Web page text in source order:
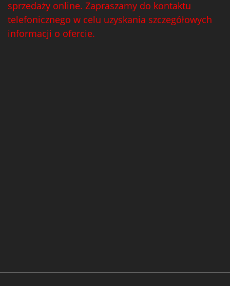
sprzedaży online. Zapraszamy do kontaktu
telefonicznego w celu uzyskania szczegółowych
informacji o ofercie.